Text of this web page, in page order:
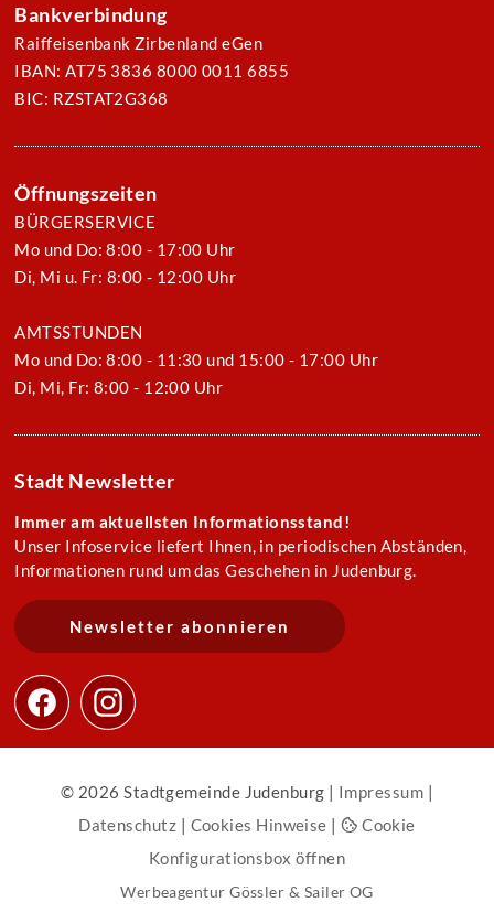
Bankverbindung
Raiffeisenbank Zirbenland eGen
IBAN: AT75 3836 8000 0011 6855
BIC: RZSTAT2G368
Öffnungszeiten
BÜRGERSERVICE
Mo und Do: 8:00 - 17:00 Uhr
Di, Mi u. Fr: 8:00 - 12:00 Uhr
AMTSSTUNDEN
Mo und Do: 8:00 - 11:30 und 15:00 - 17:00 Uhr
Di, Mi, Fr: 8:00 - 12:00 Uhr
Stadt Newsletter
Immer am aktuellsten Informationsstand!
Unser Infoservice liefert Ihnen, in periodischen Abständen,
Informationen rund um das Geschehen in Judenburg.
Newsletter abonnieren
© 2026 Stadtgemeinde Judenburg | Impressum |
Datenschutz | Cookies Hinweise |
Cookie
Konfigurationsbox öffnen
Werbeagentur Gössler & Sailer OG